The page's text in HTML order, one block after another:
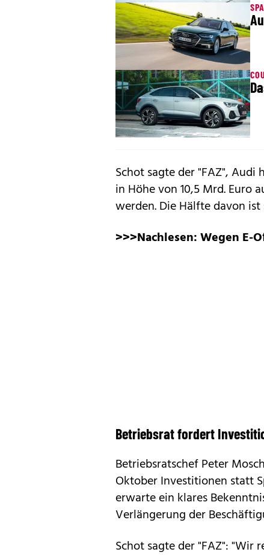
Schot sagte der "FAZ",
in Höhe von 10,5 Mrd. Euro
werden. Die Hälfte davon ist
>>>Nachlesen:Wegen E-
Betriebsrat fordert
Betriebsratschef Peter
Oktober Investitionen statt
erwarte ein klares
Verlängerung der
Schot sagte der "FAZ": "Wir